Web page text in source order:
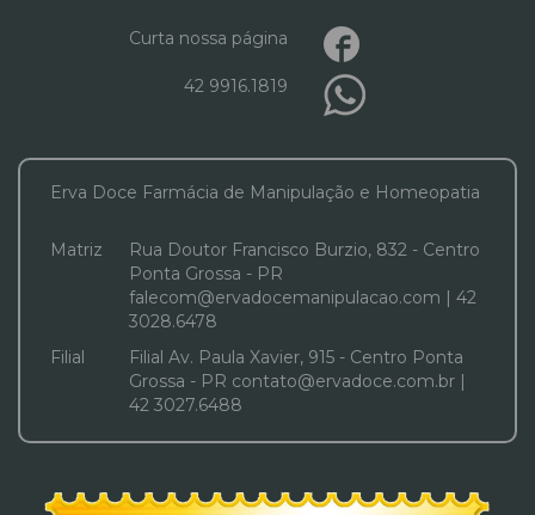
Curta nossa página
42 9916.1819
Erva Doce Farmácia de Manipulação e Homeopatia
Matriz
Rua Doutor Francisco Burzio, 832 - Centro
Ponta Grossa - PR
falecom@ervadocemanipulacao.com | 42
3028.6478
Filial
Filial Av. Paula Xavier, 915 - Centro Ponta
Grossa - PR contato@ervadoce.com.br |
42 3027.6488